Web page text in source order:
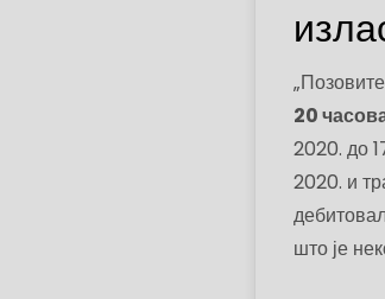
20
2020. до
2020. и
што је